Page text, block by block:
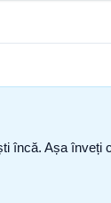
încă. Așa înveți